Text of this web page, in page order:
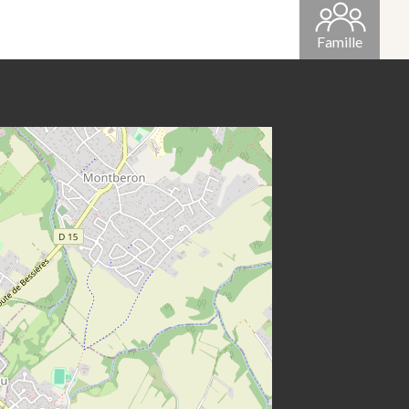
Famille